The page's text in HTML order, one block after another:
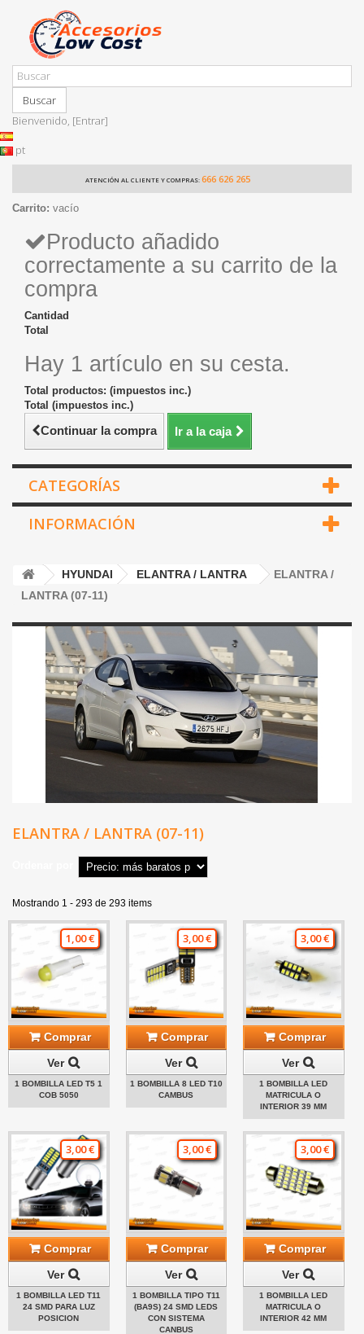
Buscar
Bienvenido, [Entrar]
pt
ATENCIÓN AL CLIENTE Y COMPRAS: 666 626 265
Carrito: vacío
Producto añadido
correctamente a su carrito de la
compra
Cantidad
Total
Hay 1 artículo en su cesta.
Total productos: (impuestos inc.)
Total (impuestos inc.)
Continuar la compra Ir a la caja
CATEGORÍAS
INFORMACIÓN
HYUNDAI ELANTRA / LANTRA
ELANTRA /
LANTRA (07-11)
ELANTRA / LANTRA (07-11)
Mostrando 1 - 293 de 293 items
1,00 €
Comprar
Ver
1 BOMBILLA LED T5 1
COB 5050
3,00 €
Comprar
Ver
1 BOMBILLA 8 LED T10
CAMBUS
3,00 €
Comprar
Ver
1 BOMBILLA LED
MATRICULA O
INTERIOR 39 MM
3,00 €
Comprar
Ver
1 BOMBILLA LED T11
24 SMD PARA LUZ
POSICION
3,00 €
Comprar
Ver
1 BOMBILLA TIPO T11
(BA9S) 24 SMD LEDS
CON SISTEMA
CANBUS
3,00 €
Comprar
Ver
1 BOMBILLA LED
MATRICULA O
INTERIOR 42 MM